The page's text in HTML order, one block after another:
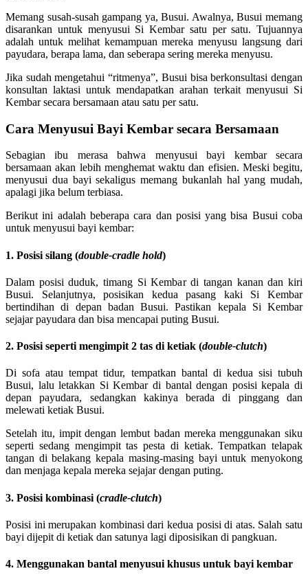
Memang susah-susah gampang ya, Busui. Awalnya, Busui memang
disarankan untuk menyusui Si Kembar satu per satu. Tujuannya
adalah untuk melihat kemampuan mereka menyusu langsung dari
payudara, berapa lama, dan seberapa sering mereka menyusu.
Jika sudah mengetahui “ritmenya”, Busui bisa berkonsultasi dengan
konsultan laktasi untuk mendapatkan arahan terkait menyusui Si
Kembar secara bersamaan atau satu per satu.
Cara Menyusui Bayi Kembar secara Bersamaan
Sebagian ibu merasa bahwa menyusui bayi kembar secara
bersamaan akan lebih menghemat waktu dan efisien. Meski begitu,
menyusui dua bayi sekaligus memang bukanlah hal yang mudah,
apalagi jika belum terbiasa.
Berikut ini adalah beberapa cara dan posisi yang bisa Busui coba
untuk menyusui bayi kembar:
1. Posisi silang (double-cradle hold)
Dalam posisi duduk, timang Si Kembar di tangan kanan dan kiri
Busui. Selanjutnya, posisikan kedua pasang kaki Si Kembar
bertindihan di depan badan Busui. Pastikan kepala Si Kembar
sejajar payudara dan bisa mencapai puting Busui.
2. Posisi seperti mengimpit 2 tas di ketiak (double-clutch)
Di sofa atau tempat tidur, tempatkan bantal di kedua sisi tubuh
Busui, lalu letakkan Si Kembar di bantal dengan posisi kepala di
depan payudara, sedangkan kakinya berada di pinggang dan
melewati ketiak Busui.
Setelah itu, impit dengan lembut badan mereka menggunakan siku
seperti sedang mengimpit tas pesta di ketiak. Tempatkan telapak
tangan di belakang kepala masing-masing bayi untuk menyokong
dan menjaga kepala mereka sejajar dengan puting.
3. Posisi kombinasi (cradle-clutch)
Posisi ini merupakan kombinasi dari kedua posisi di atas. Salah satu
bayi dijepit di ketiak dan satunya lagi diposisikan di pangkuan.
4. Menggunakan bantal menyusui khusus untuk bayi kembar